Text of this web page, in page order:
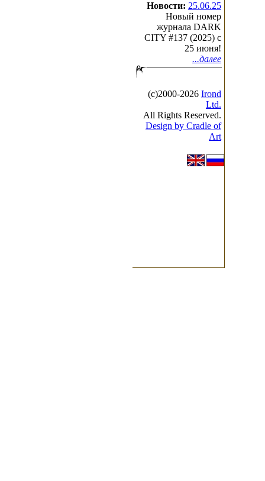
Новости: 25.06.25
Новый номер
журнала DARK
CITY #137 (2025) c
25 июня!
...далее
(с)2000-2026 Irond
Ltd.
All Rights Reserved.
Design by Cradle of
Art